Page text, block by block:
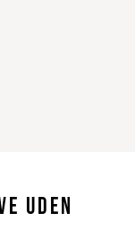
UDEN